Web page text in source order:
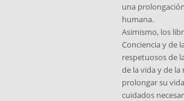
una
humana.
Asimismo, los
Conciencia y de
respetuosos de
de la vida y de
prolongar su
cuidados